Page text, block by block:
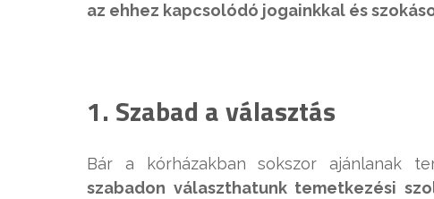
az ehhez kapcsolódó jogainkkal és
1. Szabad a választás
Bár a kórházakban sokszor ajánlanak
szabadon választhatunk temetkezési